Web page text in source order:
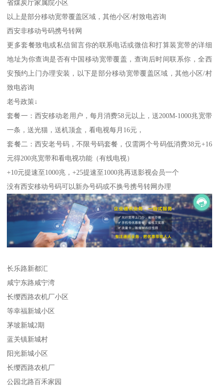
省煤炭厅家属院小区
以上是部分移动宽带覆盖区域，其他小区/村致电咨询
西安非移动号码携号转网
更多套餐致电或私信留言你的联系电话或微信和打算装宽带的详细
地址为你查询是否有中国移动宽带覆盖，查询后时间联系你，全西
安预约上门办理安装，以下是部分移动宽带覆盖区域，其他小区/村
致电咨询
老号政策↓
套餐一：西安移动老用户，每月消费58元以上，送200M-1000兆宽带
一条，送光猫，送机顶盒，看电视每月16元，
套餐二：西安老号码，不限号码套餐，仅需两个号码低消费38元+16
元得200兆宽带和看电视功能（有线电视）
+10元提速至1000兆，+25提速至1000兆再送影视会员一个
没有西安移动号码可以新办号码或不换号携号转网办理
长乐路新都汇
咸宁东路咸宁湾
长缨西路农机厂小区
等幸福新城小区
茅坡新城2期
蓝关镇新城村
阳光新城小区
长缨西路农机厂
公园北路百禾家园